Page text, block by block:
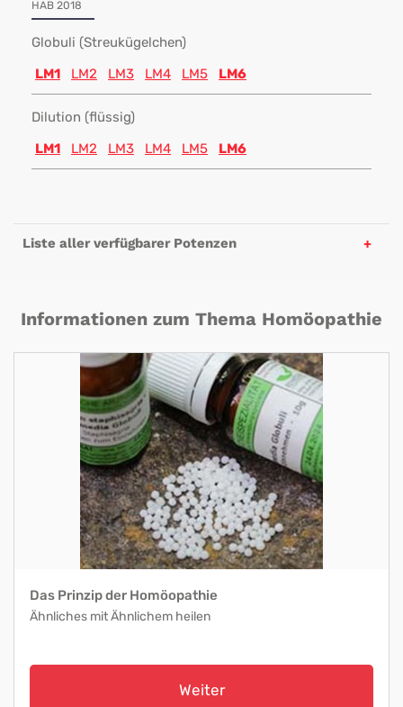
HAB 2018
Globuli (Streukügelchen)
LM1
LM2 LM3 LM4 LM5 LM6
Dilution (flüssig)
LM1
LM2 LM3 LM4 LM5 LM6
Liste aller verfügbarer Potenzen
Informationen zum Thema Homöopathie
Das Prinzip der Homöopathie
Ähnliches mit Ähnlichem heilen
Weiter